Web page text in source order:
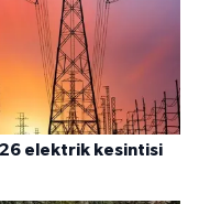
elektrik kesintisi